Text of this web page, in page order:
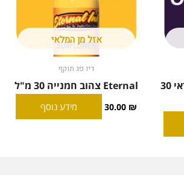
פג תוקף איטרנל סחלב פראי 30
אזל מן המלאי
דיו פג תוקף
Eternal צהוב חמנייה 30 מ"ל
30.00 ₪ מידע נוסף